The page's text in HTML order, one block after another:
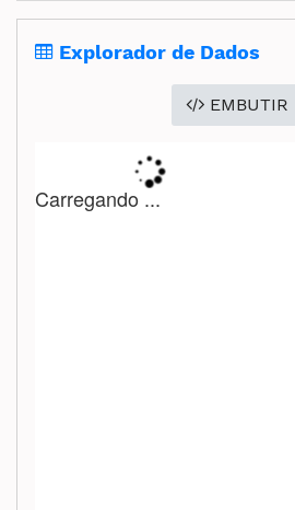
Planalto Explorador de Dados
EMBUTIR